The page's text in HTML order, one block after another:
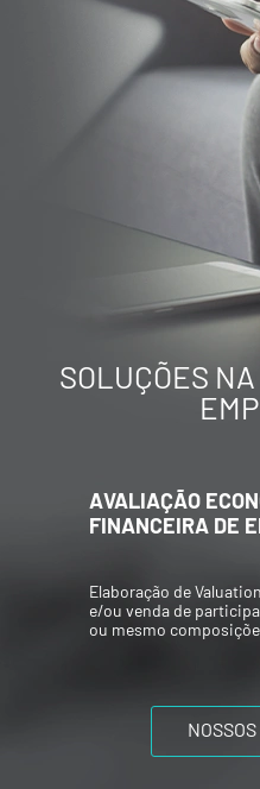
SOLUÇÕES
AVALIAÇÃO
FINANCEIRA DE
Elaboração de
e/ou venda de
ou mesmo